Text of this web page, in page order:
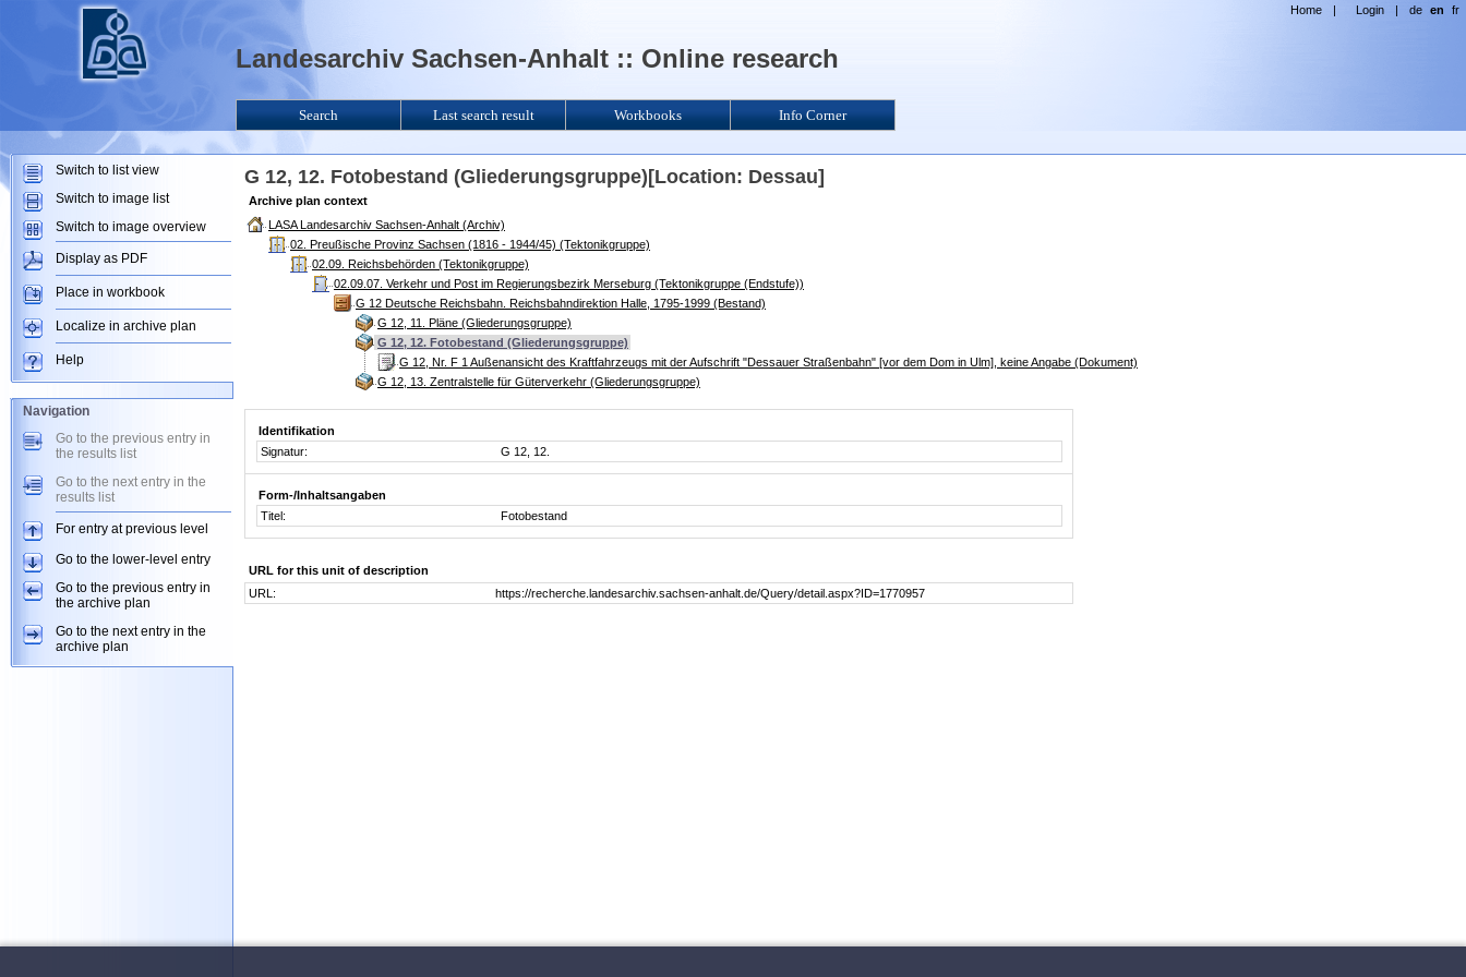
G 12, 12. Fotobestand (Gliederungsgruppe)[Location: Dessau]
Archive plan context
LASA Landesarchiv Sachsen-Anhalt (Archiv)
02. Preußische Provinz Sachsen (1816 - 1944/45) (Tektonikgruppe)
02.09. Reichsbehörden (Tektonikgruppe)
02.09.07. Verkehr und Post im Regierungsbezirk Merseburg (Tektonikgruppe (Endstufe))
G 12 Deutsche Reichsbahn. Reichsbahndirektion Halle, 1795-1999 (Bestand)
G 12, 11. Pläne (Gliederungsgruppe)
G 12, 12. Fotobestand (Gliederungsgruppe)
G 12, Nr. F 1 Außenansicht des Kraftfahrzeugs mit der Aufschrift "Dessauer Straßenbahn" [vor dem Dom in Ulm], keine Angabe (Dokument)
G 12, 13. Zentralstelle für Güterverkehr (Gliederungsgruppe)
Identifikation
Signatur:
G 12, 12.
Form-/Inhaltsangaben
Titel:
Fotobestand
URL for this unit of description
URL:
https://recherche.landesarchiv.sachsen-anhalt.de/Query/detail.aspx?ID=1770957
Home | Login | de en fr
Landesarchiv Sachsen-Anhalt :: Online research
Search Last search result Workbooks Info Corner
Switch to list view
Switch to image list
Switch to image overview
Display as PDF
Place in workbook
Localize in archive plan
Help
Navigation
Go to the previous entry in
the results list
Go to the next entry in the
results list
For entry at previous level
Go to the lower-level entry
Go to the previous entry in
the archive plan
Go to the next entry in the
archive plan